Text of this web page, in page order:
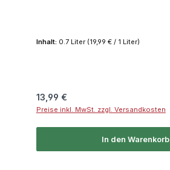
Inhalt: 0.7 Liter (19,99 € / 1 Liter)
Regulärer Preis:
13,99 €
Preise inkl. MwSt. zzgl. Versandkosten
In den Warenkorb